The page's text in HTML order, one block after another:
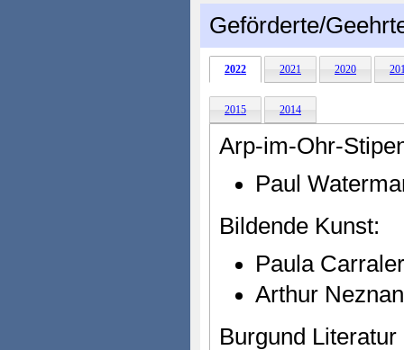
Geförderte/
2022 2021 2020
2015 2014
Arp-im-Ohr-
Paul
Bildende Kunst:
Paula
Arthur
Burgund